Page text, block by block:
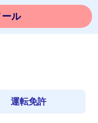
ール
運転免許